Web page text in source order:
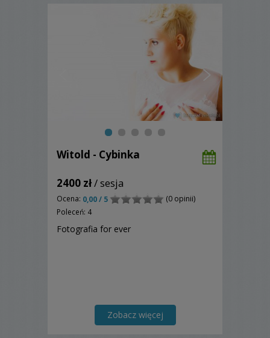
Witold - Cybinka
2400 zł/ sesja
Ocena: 0,00 / 5
(0 opinii)
Poleceń: 4
Fotografia for ever
Zobacz więcej